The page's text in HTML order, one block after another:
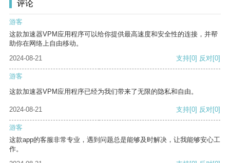
评论
游客
这款加速器VPM应用程序可以给你提供最高速度和安全性的连接，并帮
助你在网络上自由移动。
2024-08-21
支持[0] 反对[0]
游客
这款加速器VPM应用程序已经为我们带来了无限的隐私和自由。
2024-08-21 支持[0] 反对[0]
游客
这款app的客服非常专业，遇到问题总是能够及时解决，让我能够安心工
作。